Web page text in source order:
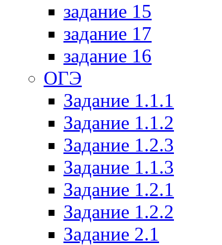
задание 15
задание 17
задание 16
ОГЭ
Задание 1.1.1
Задание 1.1.2
Задание 1.2.3
Задание 1.1.3
Задание 1.2.1
Задание 1.2.2
Задание 2.1